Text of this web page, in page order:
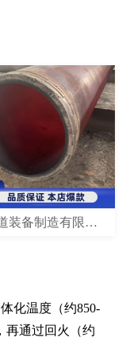
河北雷特管道装备制造有限公司
化温度（约850-
再通过回火（约